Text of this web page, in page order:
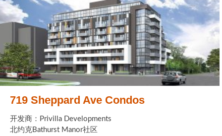
719 Sheppard Ave Condos
开发商：Privilla Developments
北约克Bathurst Manor社区